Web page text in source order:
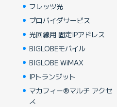
フレッツ光
プロバイダサービス
光回線用 固定IPアドレス
BIGLOBEモバイル
BIGLOBE WiMAX
IPトランジット
マカフィー®マルチ アクセ
ス